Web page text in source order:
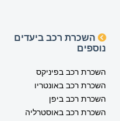
השכרת רכב ביעדים
נוספים
השכרת רכב בפיניקס
השכרת רכב באונטריו
השכרת רכב ביפן
השכרת רכב באוסטרליה